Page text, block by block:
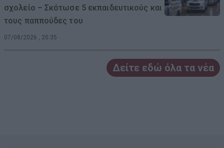
σχολείο – Σκότωσε 5 εκπαιδευτικούς και
τους παππούδες του
07/08/2026 , 20:35
Δείτε εδώ όλα τα νέα